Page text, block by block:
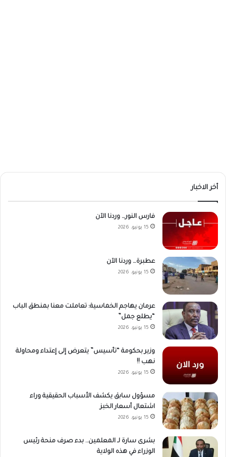
أخر الاخبار
فارس النور… وردنا الآن
15 يونيو، 2026
عطبرة… وردنا الآن
15 يونيو، 2026
عرمان يهاجم الخماسية: تعاملت معنا بمنطق الباب
“يطلع جمل”
15 يونيو، 2026
وزير بحكومة “تأسيس” يتعرض إلى إعتداء ومحاولة
نهب !!
15 يونيو، 2026
مسؤول سابق يكشف الأسباب الحقيقية وراء
اشتعال أسعار الخبز
15 يونيو، 2026
بشرى سارة لـ المعلمين.. بدء صرف منحة رئيس
الوزراء في هذه الولاية